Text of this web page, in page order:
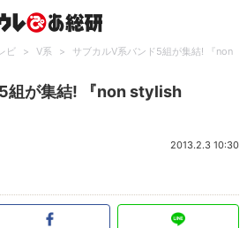
ビ > V系 >
サブカルV系バンド5組が集結! 『non
組が集結! 『non stylish
2013.2.3 10:30